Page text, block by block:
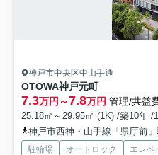
神戸市中央区中山手通
OTOWA神戸元町
7.3万円～7.8万円 管理/共益
25.18㎡～29.95㎡ (1K) /築10年 /
神戸市西神・山手線「県庁前
駐輪場 オートロック エレベ